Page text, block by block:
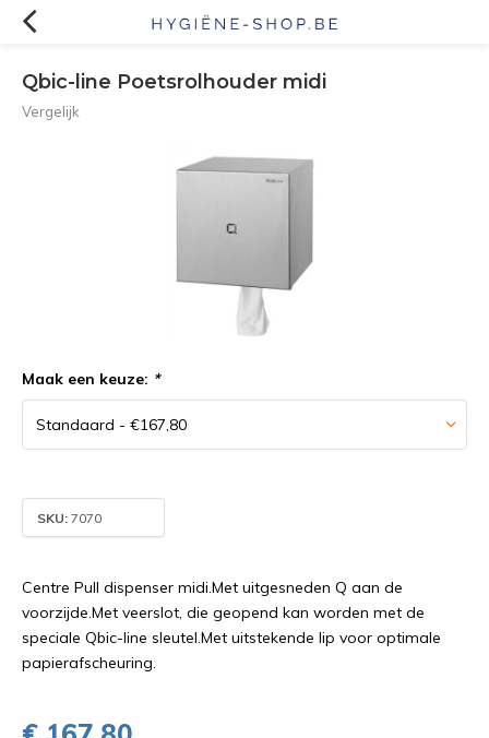
Qbic-line Poetsrolhouder midi
Vergelijk
Maak een keuze: *
SKU: 7070
Centre Pull dispenser midi.Met uitgesneden Q aan de
voorzijde.Met veerslot, die geopend kan worden met de
speciale Qbic-line sleutel.Met uitstekende lip voor optimale
papierafscheuring.